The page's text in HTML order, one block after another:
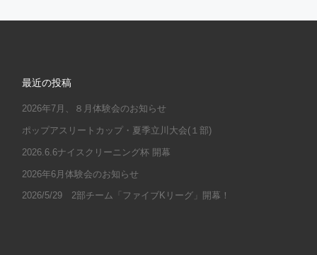
最近の投稿
2026年7月、８月体験会のお知らせ
ポップアスリートカップ・夏季立川大会(１部)
2026.6.6ナイスクリーニング杯 開幕
2026年6月体験会のお知らせ
2026/5/29 2部チーム「ファイブKリーグ」開幕！